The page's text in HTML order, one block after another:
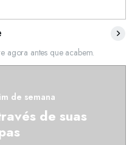
agora antes que acabem.
de semana
de suas